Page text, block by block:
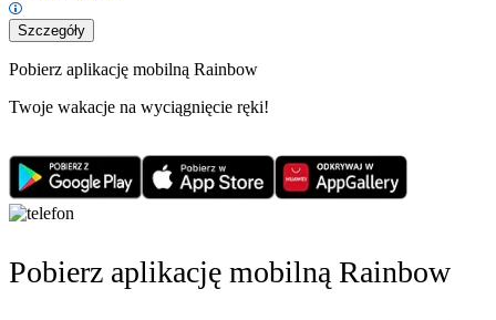
Szczegóły
Pobierz aplikację mobilną Rainbow
Twoje wakacje na wyciągnięcie ręki!
Pobierz aplikację mobilną Rainbow